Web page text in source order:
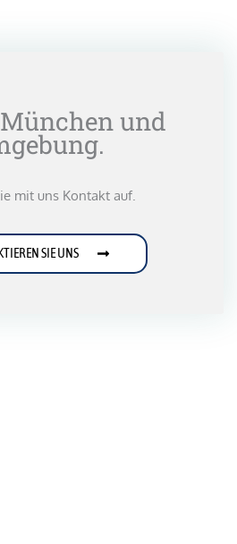
und
mit uns Kontakt auf.
SIE UNS